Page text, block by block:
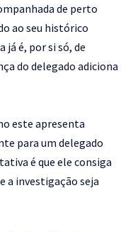
de perto
ao seu histórico
já é, por si só, de
do delegado adiciona
este apresenta
para um delegado
é que ele consiga
a investigação seja